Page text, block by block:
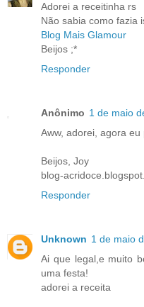
Adorei a receitinha rs
Não sabia como fazia
Blog Mais Glamour
Beijos ;*
Responder
Anônimo 1 de maio
Aww, adorei, agora
Beijos, Joy
blog-
Responder
Unknown 1 de maio
Ai que legal,e muito
uma festa!
adorei a receita